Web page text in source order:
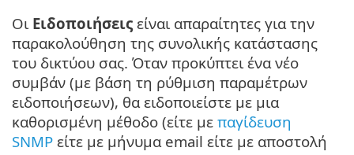
Οι Ειδοποιήσεις είναι απαραίτητες για την
παρακολούθηση της συνολικής κατάστασης
του δικτύου σας. Όταν προκύπτει ένα νέο
συμβάν (με βάση τη ρύθμιση παραμέτρων
ειδοποιήσεων), θα ειδοποιείστε με μια
καθορισμένη μέθοδο (είτε με παγίδευση
SNMP είτε με μήνυμα email είτε με αποστολή